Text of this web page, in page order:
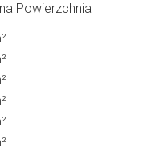
Powierzchnia